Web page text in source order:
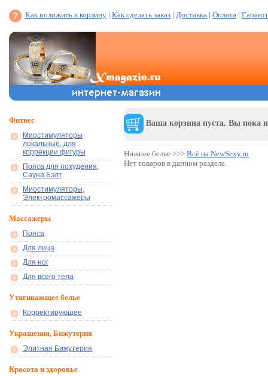
Как положить в корзину | Как сделать заказ | Доставка | Оплата |
Фитнес
Миостимуляторы
локальные, для
коррекции фигуры
Пояса для похудения,
Сауна Бэлт
Миостимуляторы,
Электромассажеры
Массажеры
Пояса
Для лица
Для ног
Для всего тела
Утягивающее белье
Корректирующее
Украшения, Бижутерия
Элитная Бижутерия
Красота и здоровье
Ваша корзина пуста. Вы пока
Нижнее белье >>> Всё на NewSexy.ru
Нет товаров в данном разделе.